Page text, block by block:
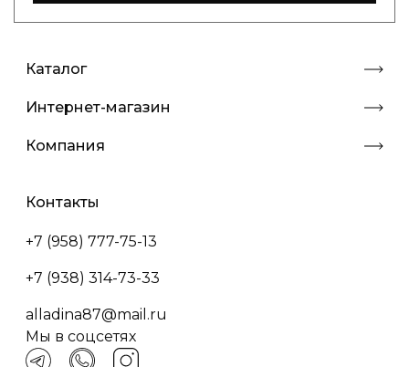
Каталог
Интернет-магазин
Компания
Контакты
+7 (958) 777-75-13
+7 (938) 314-73-33
alladina87@mail.ru
Мы в соцсетях